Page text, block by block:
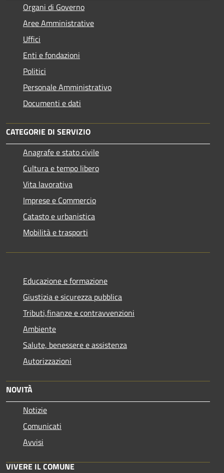
Organi di Governo
Aree Amministrative
Uffici
Enti e fondazioni
Politici
Personale Amministrativo
Documenti e dati
CATEGORIE DI SERVIZIO
Anagrafe e stato civile
Cultura e tempo libero
Vita lavorativa
Imprese e Commercio
Catasto e urbanistica
Mobilità e trasporti
Educazione e formazione
Giustizia e sicurezza pubblica
Tributi,finanze e contravvenzioni
Ambiente
Salute, benessere e assistenza
Autorizzazioni
NOVITÀ
Notizie
Comunicati
Avvisi
VIVERE IL COMUNE